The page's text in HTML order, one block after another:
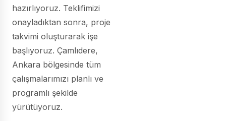
hazırlıyoruz. Teklifimizi
onayladıktan sonra, proje
takvimi oluşturarak işe
başlıyoruz. Çamlıdere,
Ankara bölgesinde tüm
çalışmalarımızı planlı ve
programlı şekilde
yürütüyoruz.